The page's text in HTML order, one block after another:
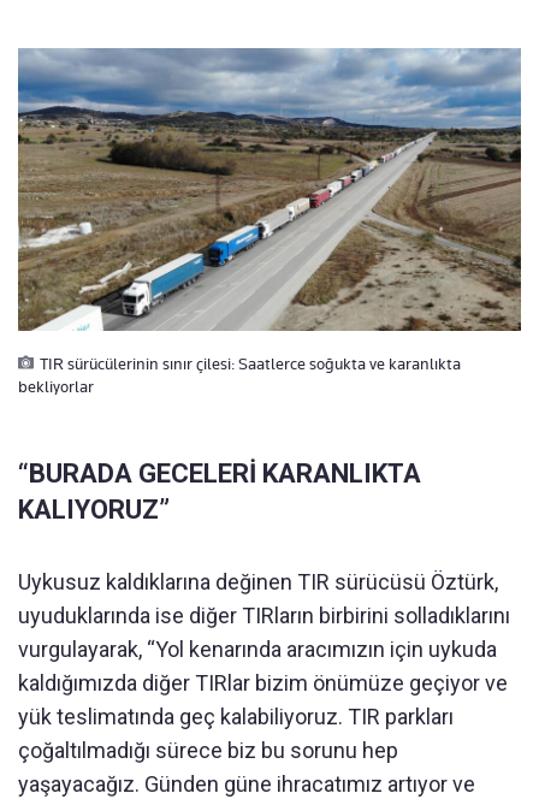
TIR sürücülerinin sınır çilesi: Saatlerce soğukta ve karanlıkta
bekliyorlar
“BURADA GECELERİ KARANLIKTA
KALIYORUZ”
Uykusuz kaldıklarına değinen TIR sürücüsü Öztürk,
uyuduklarında ise diğer TIRların birbirini solladıklarını
vurgulayarak, “Yol kenarında aracımızın için uykuda
kaldığımızda diğer TIRlar bizim önümüze geçiyor ve
yük teslimatında geç kalabiliyoruz. TIR parkları
çoğaltılmadığı sürece biz bu sorunu hep
yaşayacağız. Günden güne ihracatımız artıyor ve